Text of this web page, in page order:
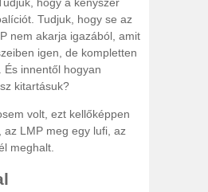
hogy a kényszer
Tudjuk, hogy se az
nem akarja igazából, amit
igen, de kompletten
És innentől hogyan
kitartásuk?
volt, ezt kellőképpen
az LMP meg egy lufi, az
meghalt.